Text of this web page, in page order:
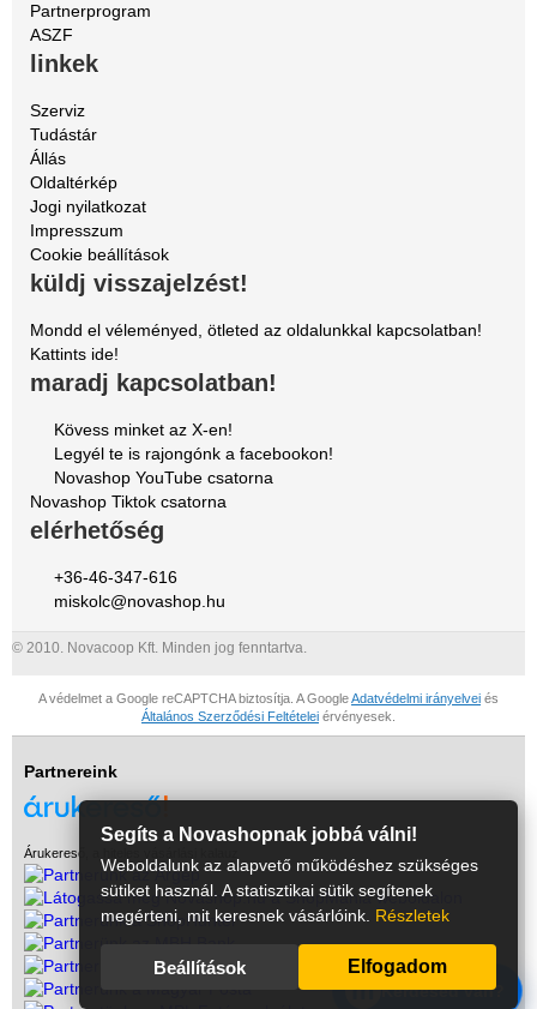
m Kérdésed van?
Partnerprogram
ASZF
linkek
Szerviz
Tudástár
Állás
Oldaltérkép
Jogi nyilatkozat
Impresszum
Cookie beállítások
küldj visszajelzést!
Mondd el véleményed, ötleted az oldalunkkal kapcsolatban!
Kattints ide!
maradj kapcsolatban!
Kövess minket az X-en!
Legyél te is rajongónk a facebookon!
Novashop YouTube csatorna
Novashop Tiktok csatorna
elérhetőség
+36-46-347-616
miskolc@novashop.hu
© 2010. Novacoop Kft. Minden jog fenntartva.
A védelmet a Google reCAPTCHA biztosítja. A GoogleAdatvédelmi irányelvei és
Általános Szerződési Feltételei érvényesek.
Partnereink
Árukereső, a hiteles vásárlási kalauz
Segíts a Novashopnak jobbá válni!
Weboldalunk az alapvető működéshez szükséges
sütiket használ. A statisztikai sütik segítenek
megérteni, mit keresnek vásárlóink. Részletek
Beállítások Elfogadom